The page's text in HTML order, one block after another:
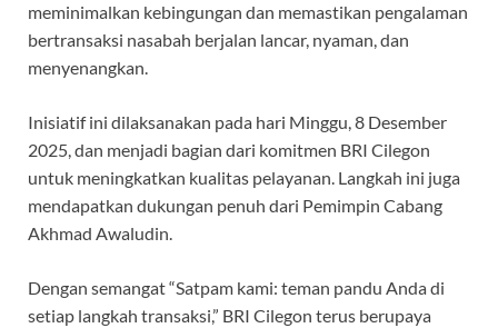
meminimalkan kebingungan dan memastikan pengalaman
bertransaksi nasabah berjalan lancar, nyaman, dan
menyenangkan.
Inisiatif ini dilaksanakan pada hari Minggu, 8 Desember
2025, dan menjadi bagian dari komitmen BRI Cilegon
untuk meningkatkan kualitas pelayanan. Langkah ini juga
mendapatkan dukungan penuh dari Pemimpin Cabang
Akhmad Awaludin.
Dengan semangat “Satpam kami: teman pandu Anda di
setiap langkah transaksi,” BRI Cilegon terus berupaya